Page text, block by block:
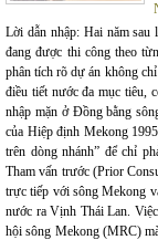
Lời dẫn nhập: Hai năm sau
đang được thi công theo
phân tích rõ dự án không
điều tiết nước đa mục tiêu,
nhập mặn ở Đồng bằng
của Hiệp định Mekong
trên dòng nhánh” để chỉ
Tham vấn trước (Prior
trực tiếp với sông Mekong
nước ra Vịnh Thái Lan.
hội sông Mekong (MRC)